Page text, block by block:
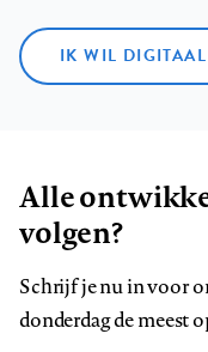
IK WIL DIGITAAL
Alle
volgen?
Schrijf je nu in voor
donderdag de meest